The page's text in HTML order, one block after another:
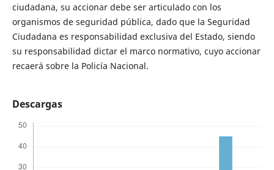
ciudadana, su accionar debe ser articulado con los
organismos de seguridad pública, dado que la Seguridad
Ciudadana es responsabilidad exclusiva del Estado, siendo
su responsabilidad dictar el marco normativo, cuyo accionar
recaerá sobre la Policía Nacional.
Descargas